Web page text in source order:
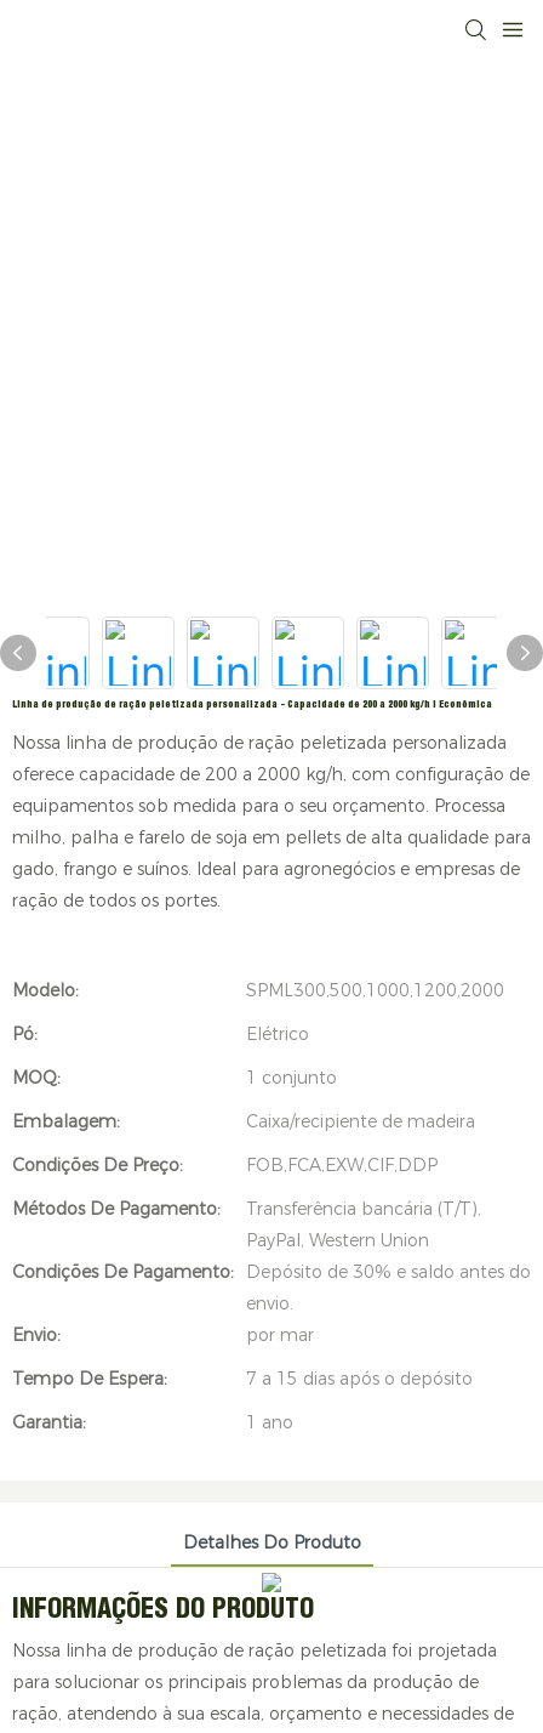
Linha de produção de ração peletizada personalizada - Capacidade de 200 a 2000 kg/h | Econômica
Nossa linha de produção de ração peletizada personalizada
oferece capacidade de 200 a 2000 kg/h, com configuração de
equipamentos sob medida para o seu orçamento. Processa
milho, palha e farelo de soja em pellets de alta qualidade para
gado, frango e suínos. Ideal para agronegócios e empresas de
ração de todos os portes.
Modelo:
SPML300,500,1000,1200,2000
Pó:
Elétrico
MOQ:
1 conjunto
Embalagem:
Caixa/recipiente de madeira
Condições De Preço:
FOB,FCA,EXW,CIF,DDP
Métodos De Pagamento:
Transferência bancária (T/T),
PayPal, Western Union
Condições De Pagamento:
Depósito de 30% e saldo antes do
envio.
Envio:
por mar
Tempo De Espera:
7 a 15 dias após o depósito
Garantia:
1 ano
Detalhes Do Produto
INFORMAÇÕES DO PRODUTO
Nossa linha de produção de ração peletizada foi projetada
para solucionar os principais problemas da produção de
ração, atendendo à sua escala, orçamento e necessidades de